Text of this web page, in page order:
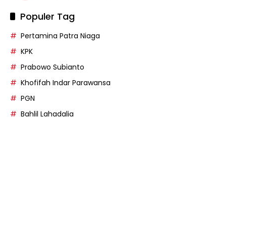
Populer Tag
Pertamina Patra Niaga
KPK
Prabowo Subianto
Khofifah Indar Parawansa
PGN
Bahlil Lahadalia